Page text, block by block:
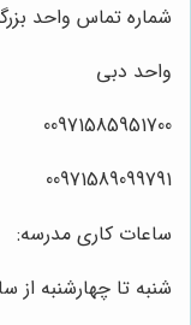
شماره تماس واحد بزرگسال
واحد دبی
00971585951700
00971589099791
ساعات کاری مدرسه:
شنبه تا چهارشنبه از ساعت 9 صبح تا 4